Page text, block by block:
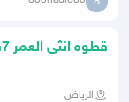
قطوه انثى العمر 7شهور
الرياض